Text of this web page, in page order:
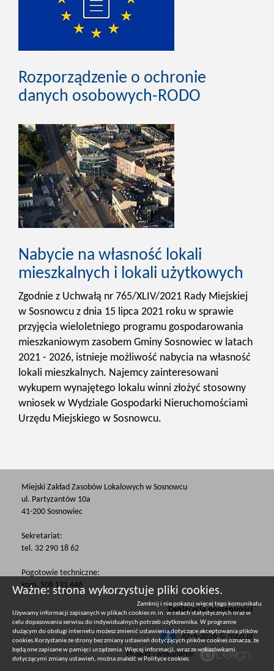
Rozporządzenie o ochronie
danych osobowych-RODO
Nabycie na własność lokali
mieszkalnych i lokali użytkowych
Zgodnie z Uchwałą nr 765/XLIV/2021 Rady Miejskiej
w Sosnowcu z dnia 15 lipca 2021 roku w sprawie
przyjęcia wieloletniego programu gospodarowania
mieszkaniowym zasobem Gminy Sosnowiec w latach
2021 - 2026, istnieje możliwość nabycia na własność
lokali mieszkalnych. Najemcy zainteresowani
wykupem wynajętego lokalu winni złożyć stosowny
wniosek w Wydziale Gospodarki Nieruchomościami
Urzędu Miejskiego w Sosnowcu.
Miejski Zakład Zasobów Lokalowych w Sosnowcu
ul. Partyzantów 10a
41-200 Sosnowiec
Sekretariat:
tel. 32 290 18 62
Pogotowie techniczne:
kom. 508 131 446
Deklaracja dostępności
2016-2026 © mzzl.pl
Projekt i wykonanie:
Ważne: strona wykorzystuje pliki cookies.
Zamknij i nie pokazuj więcej tego komunikatu
Używamy informacji zapisanych w plikach cookies m.in. w celach statystycznych oraz w
celu dopasowania serwisu do indywidualnych potrzeb użytkownika. W programie
służącym do obsługi internetu możesz zmienić ustawienia dotyczące akceptowania plików
cookies.Korzystanie ze strony bez zmiany ustawień dotyczących plików cookies oznacza, że
będą one zapisane w pamięci urządzenia. Więcej informacji, wraz ze wskazówkami
dotyczącymi zmiany ustawień, można znaleźć w Polityce cookies.